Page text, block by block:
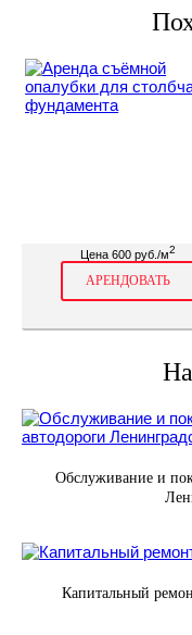
Цена 600 руб./м2
АРЕНДОВАТЬ
Обслуживание и
Капитальный